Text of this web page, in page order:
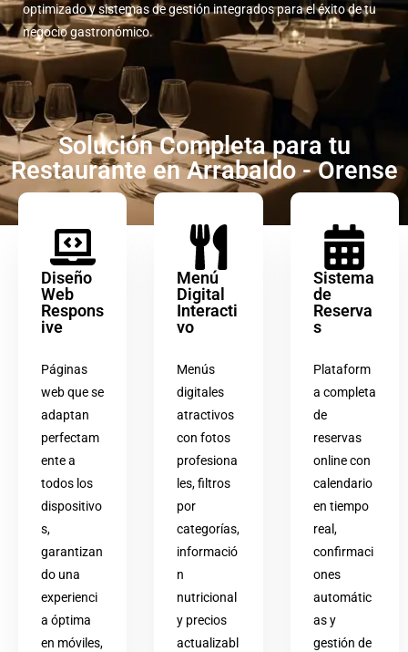
optimizado y sistemas de gestión integrados para el éxito de tu
negocio gastronómico.
Solución Completa para tu
Restaurante en Arrabaldo - Orense
Diseño
Web
Respons
ive
Páginas
web que se
adaptan
perfectam
ente a
todos los
dispositivo
s,
garantizan
do una
experienci
a óptima
en móviles,
Menú
Digital
Interacti
vo
Menús
digitales
atractivos
con fotos
profesiona
les, filtros
por
categorías,
informació
n
nutricional
y precios
actualizabl
Sistema
de
Reserva
s
Plataform
a completa
de
reservas
online con
calendario
en tiempo
real,
confirmaci
ones
automátic
as y
gestión de